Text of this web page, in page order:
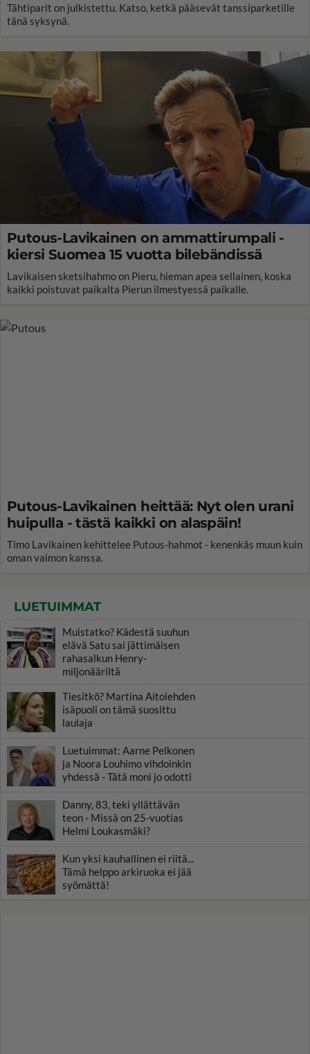
Tähtiparit on julkistettu. Katso, ketkä pääsevät tanssiparketille
tänä syksynä.
Putous-Lavikainen on ammattirumpali -
kiersi Suomea 15 vuotta bilebändissä
Lavikaisen sketsihahmo on Pieru, hieman apea sellainen, koska
kaikki poistuvat paikalta Pierun ilmestyessä paikalle.
Putous-Lavikainen heittää: Nyt olen urani
huipulla - tästä kaikki on alaspäin!
Timo Lavikainen kehittelee Putous-hahmot - kenenkäs muun kuin
oman vaimon kanssa.
LUETUIMMAT
Muistatko? Kädestä suuhun
elävä Satu sai jättimäisen
rahasalkun Henry-
miljonääriltä
Tiesitkö? Martina Aitolehden
isäpuoli on tämä suosittu
laulaja
Luetuimmat: Aarne Pelkonen
ja Noora Louhimo vihdoinkin
yhdessä - Tätä moni jo odotti
Danny, 83, teki yllättävän
teon - Missä on 25-vuotias
Helmi Loukasmäki?
Kun yksi kauhallinen ei riitä...
Tämä helppo arkiruoka ei jää
syömättä!